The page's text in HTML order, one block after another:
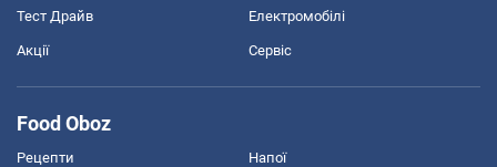
Тест Драйв Електромобілі
Акції Сервіс
Food Oboz
Рецепти Напої